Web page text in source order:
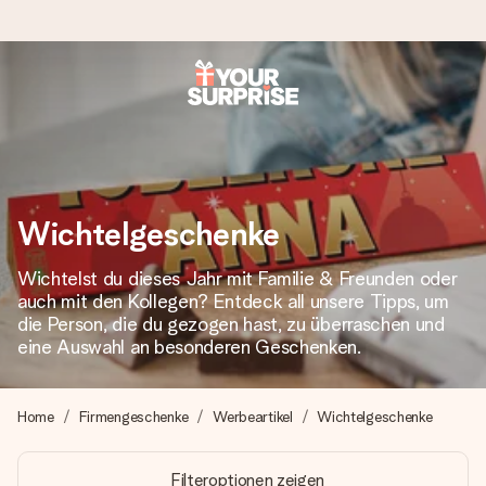
Heute bestellt, in 1 Werktag verschickt
Wir bereiten dein Geschenk sorgfältig vor und schicken es
blitzschnell – damit du es genau zum richtigen Zeitpunkt
überreichen kannst, wenn es am meisten zählt.
4,8 (basierend auf +15.000 Bewertungen)
Unsere Geschenke begeistern. Kunden bewerten uns mit
4,8 bei Google Reviews (Gesamtergebnis aller Länder, in
die wir versenden).
Mit Liebe gemacht, im Handumdrehen
Wichtelgeschenke
Wichtelst du dieses Jahr mit Familie & Freunden oder
auch mit den Kollegen? Entdeck all unsere Tipps, um
die Person, die du gezogen hast, zu überraschen und
eine Auswahl an besonderen Geschenken.
Home Firmengeschenke Werbeartikel Wichtelgeschenke
Filteroptionen zeigen